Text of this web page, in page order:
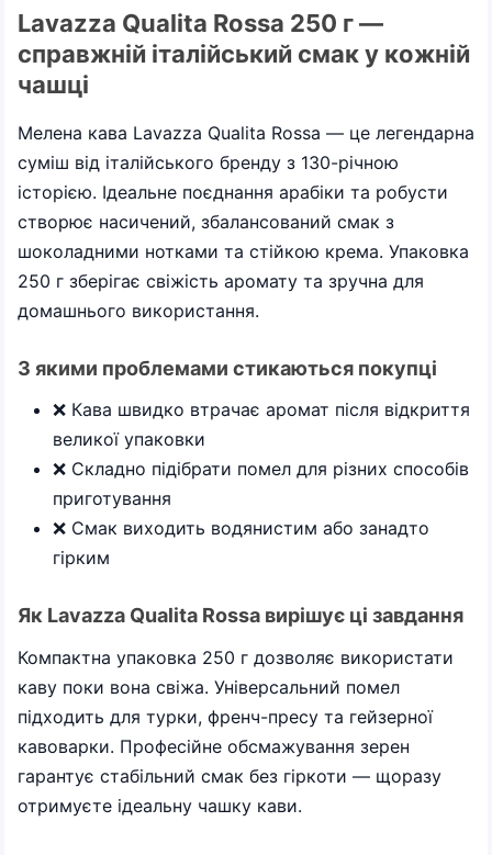
Lavazza Qualita Rossa 250 г —
справжній італійський смак у кожній
чашці
Мелена кава Lavazza Qualita Rossa — це легендарна
суміш від італійського бренду з 130-річною
історією. Ідеальне поєднання арабіки та робусти
створює насичений, збалансований смак з
шоколадними нотками та стійкою крема. Упаковка
250 г зберігає свіжість аромату та зручна для
домашнього використання.
З якими проблемами стикаються покупці
❌ Кава швидко втрачає аромат після відкриття
великої упаковки
❌ Складно підібрати помел для різних способів
приготування
❌ Смак виходить водянистим або занадто
гірким
Як Lavazza Qualita Rossa вирішує ці завдання
Компактна упаковка 250 г дозволяє використати
каву поки вона свіжа. Універсальний помел
підходить для турки, френч-пресу та гейзерної
кавоварки. Професійне обсмажування зерен
гарантує стабільний смак без гіркоти — щоразу
отримуєте ідеальну чашку кави.